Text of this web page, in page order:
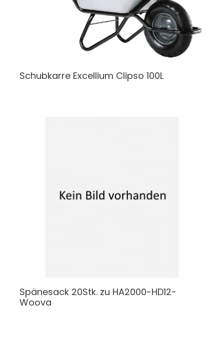
Schubkarre Excellium Clipso 100L
Spänesack 20Stk. zu HA2000-HD12-
Woova